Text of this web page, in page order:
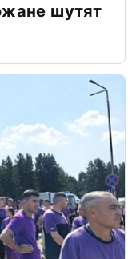
шутят